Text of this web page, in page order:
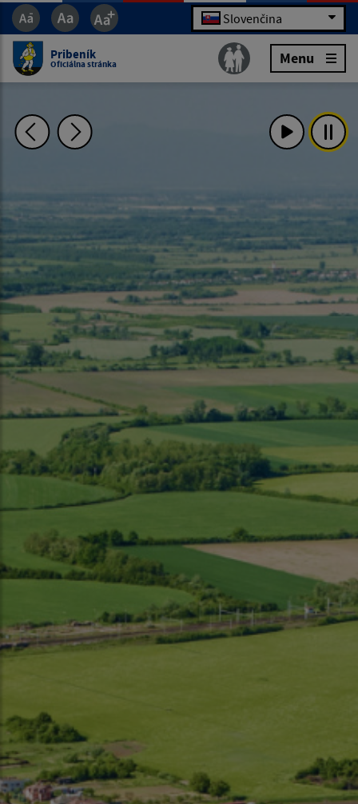
Slovenčina
Pribeník
Oficiálna stránka Menu